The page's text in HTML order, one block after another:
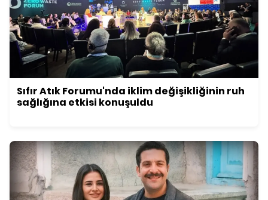
Sıfır Atık Forumu'nda iklim değişikliğinin ruh
sağlığına etkisi konuşuldu